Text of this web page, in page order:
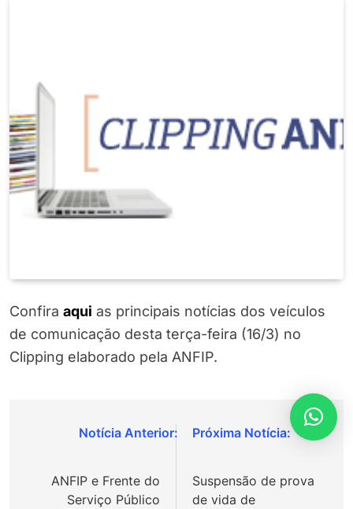
Confira aqui as principais notícias dos veículos
de comunicação desta terça-feira (16/3) no
Clipping elaborado pela ANFIP.
Navegação
Post
ANFIP e Frente do
Serviço Público
Suspensão de prova
de vida de